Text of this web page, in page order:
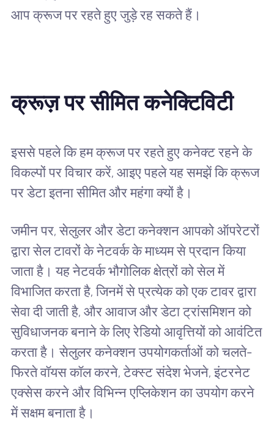
आप क्रूज पर रहते हुए जुड़े रह सकते हैं।
क्रूज़ पर सीमित कनेक्टिविटी
इससे पहले कि हम क्रूज पर रहते हुए कनेक्ट रहने के
विकल्पों पर विचार करें, आइए पहले यह समझें कि क्रूज
पर डेटा इतना सीमित और महंगा क्यों है।
जमीन पर, सेलुलर और डेटा कनेक्शन आपको ऑपरेटरों
द्वारा सेल टावरों के नेटवर्क के माध्यम से प्रदान किया
जाता है। यह नेटवर्क भौगोलिक क्षेत्रों को सेल में
विभाजित करता है, जिनमें से प्रत्येक को एक टावर द्वारा
सेवा दी जाती है, और आवाज और डेटा ट्रांसमिशन को
सुविधाजनक बनाने के लिए रेडियो आवृत्तियों को आवंटित
करता है। सेलुलर कनेक्शन उपयोगकर्ताओं को चलते-
फिरते वॉयस कॉल करने, टेक्स्ट संदेश भेजने, इंटरनेट
एक्सेस करने और विभिन्न एप्लिकेशन का उपयोग करने
में सक्षम बनाता है।